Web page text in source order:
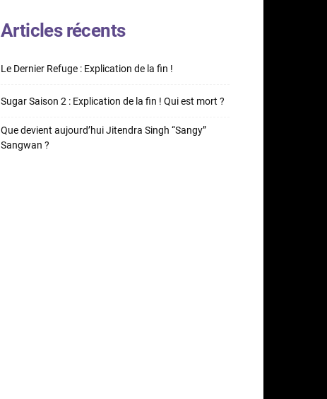
Articles récents
Le Dernier Refuge : Explication de la fin !
Sugar Saison 2 : Explication de la fin ! Qui est mort ?
Que devient aujourd’hui Jitendra Singh “Sangy”
Sangwan ?